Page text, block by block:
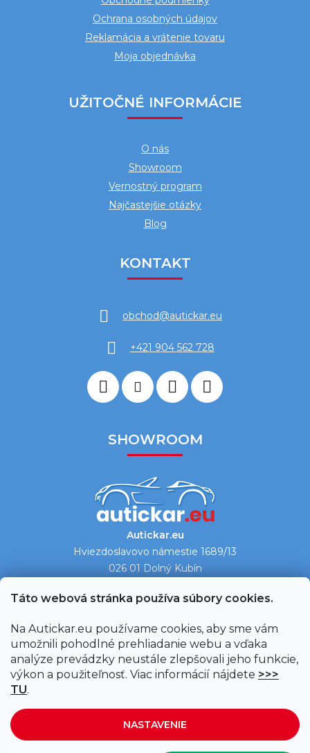
Táto webová stránka používa súbory cookies.
Na Autickar.eu používame cookies, aby sme vám
umožnili pohodlné prehliadanie webu a vďaka
analýze prevádzky neustále zlepšovali jeho funkcie,
výkon a použiteľnosť. Viac informácií nájdete >>>
TU.
NASTAVENIE
Ochrana osobných údajov
Reklamácia a vrátenie tovaru
Moja objednávka
UŽITOČNÉ INFORMÁCIE
O nás
Showroom
Vernostný program
Najčastejšie otázky
Blog
KONTAKT
obchod@autickar.eu
+421 904 562 728
SHOWROOM
Autickar.eu
Hviezdoslavovo námestie 1689/13
026 01 Dolný Kubín
Ukázať na mape →